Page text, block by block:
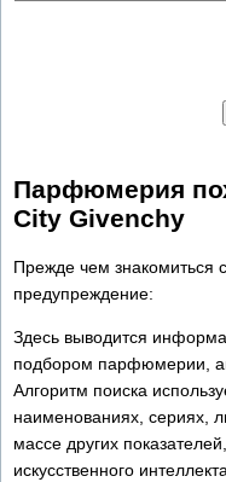
Парфюмерия
City Givenchy
Прежде чем знакомиться
предупреждение:
Здесь выводится
подбором парфюмерии,
Алгоритм поиска
наименованиях, сериях,
массе других
искусственного